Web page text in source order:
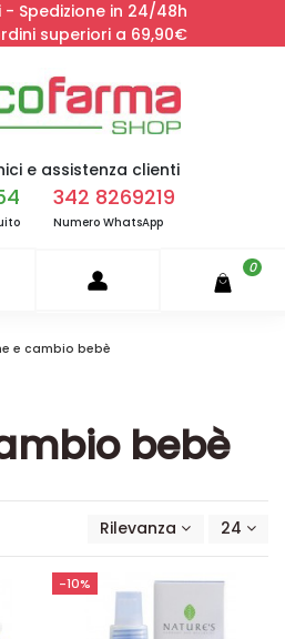
- Spedizione in 24/48h
superiori a 69,90€
e assistenza clienti
342 8269219
Numero WhatsApp
0
e cambio bebè
bebè
Rilevanza 24
-10%